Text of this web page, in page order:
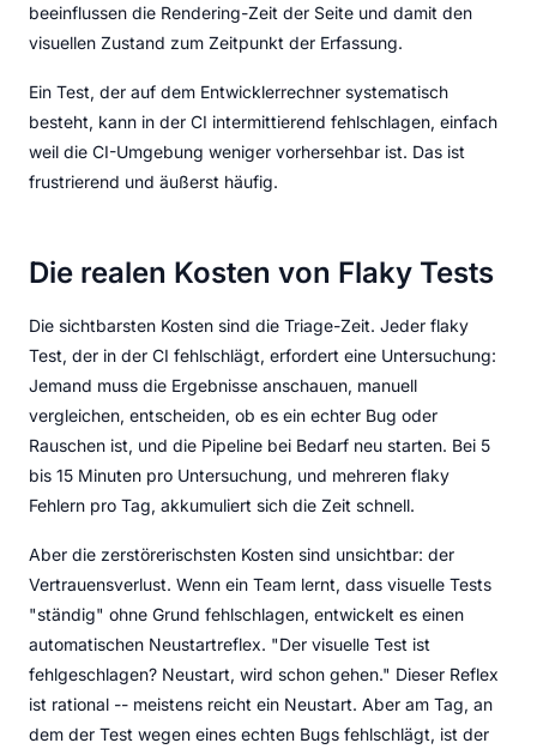
beeinflussen die Rendering-Zeit der Seite und damit den
visuellen Zustand zum Zeitpunkt der Erfassung.
Ein Test, der auf dem Entwicklerrechner systematisch
besteht, kann in der CI intermittierend fehlschlagen, einfach
weil die CI-Umgebung weniger vorhersehbar ist. Das ist
frustrierend und äußerst häufig.
Die realen Kosten von Flaky Tests
Die sichtbarsten Kosten sind die Triage-Zeit. Jeder flaky
Test, der in der CI fehlschlägt, erfordert eine Untersuchung:
Jemand muss die Ergebnisse anschauen, manuell
vergleichen, entscheiden, ob es ein echter Bug oder
Rauschen ist, und die Pipeline bei Bedarf neu starten. Bei 5
bis 15 Minuten pro Untersuchung, und mehreren flaky
Fehlern pro Tag, akkumuliert sich die Zeit schnell.
Aber die zerstörerischsten Kosten sind unsichtbar: der
Vertrauensverlust. Wenn ein Team lernt, dass visuelle Tests
"ständig" ohne Grund fehlschlagen, entwickelt es einen
automatischen Neustartreflex. "Der visuelle Test ist
fehlgeschlagen? Neustart, wird schon gehen." Dieser Reflex
ist rational -- meistens reicht ein Neustart. Aber am Tag, an
dem der Test wegen eines echten Bugs fehlschlägt, ist der